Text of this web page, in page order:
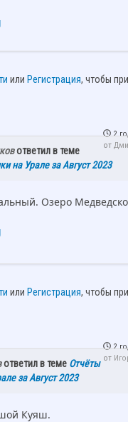
или Регистрация, чтобы
2
от
ответил в теме
на Урале за Август 2023
Озеро
или Регистрация, чтобы
2
от
ответил в теме Отчёты
за Август 2023
Куяш.